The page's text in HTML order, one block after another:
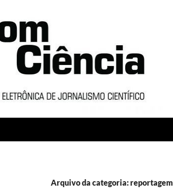
Arquivo da categoria: reportagem